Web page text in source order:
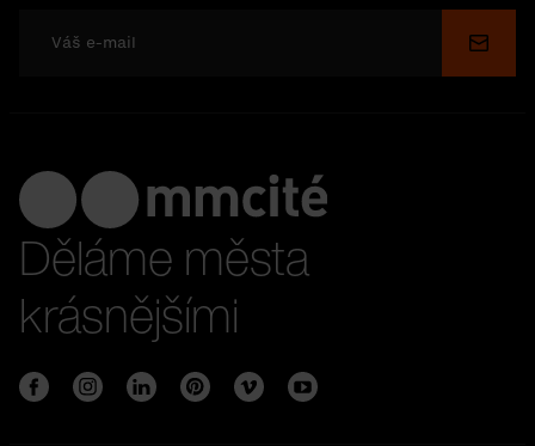
Děláme města
krásnějšími